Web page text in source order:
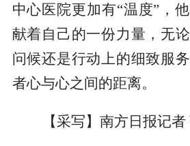
中心医院更加有“温度”，
献着自己的一份力量，无
问候还是行动上的细致服
者心与心之间的距离。
【采写】南方日报记者